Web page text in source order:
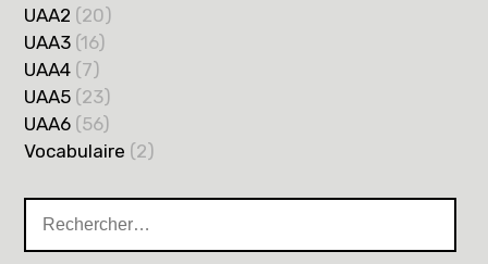
UAA2 (20)
UAA3 (16)
UAA4 (7)
UAA5 (23)
UAA6 (56)
Vocabulaire (2)